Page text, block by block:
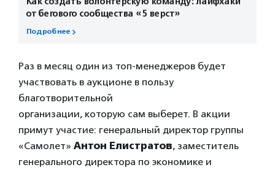
от бегового сообщества «5 верст»
Подробнее
Раз в месяц один из топ-менеджеров будет
участвовать в аукционе в пользу
благотворительной
организации, которую сам выберет. В акции
примут участие: генеральный директор группы
«Самолет» Антон Елистратов, заместитель
генерального директора по экономике и